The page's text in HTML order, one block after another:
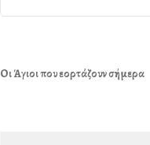
Οι Άγιοι που εορτάζουν σήμερα